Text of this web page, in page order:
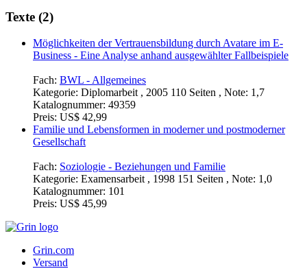
Texte (2)
Möglichkeiten der Vertrauensbildung durch Avatare im E-
Business - Eine Analyse anhand ausgewählter Fallbeispiele
Fach: BWL - Allgemeines
Kategorie: Diplomarbeit , 2005 110 Seiten , Note: 1,7
Katalognummer: 49359
Preis: US$ 42,99
Familie und Lebensformen in moderner und postmoderner
Gesellschaft
Fach: Soziologie - Beziehungen und Familie
Kategorie: Examensarbeit , 1998 151 Seiten , Note: 1,0
Katalognummer: 101
Preis: US$ 45,99
Grin.com
Versand